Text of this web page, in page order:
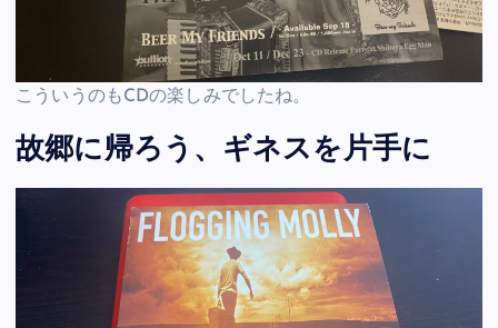
こういうのもCDの楽しみでしたね。
故郷に帰ろう、ギネスを片手に